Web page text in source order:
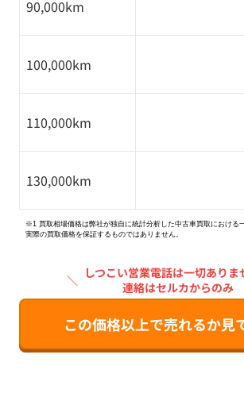
90,000km
100,000km
110,000km
130,000km
※1 買取相場価格は弊社が独自に統計分析した中古車買取における
実際の買取価格を保証するものではありません。
＼ しつこい営業電話は一切ありま
連絡はセルカからのみ
この価格以上で売れるか見